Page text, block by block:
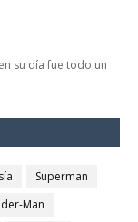
su día fue todo un
Superman
Man